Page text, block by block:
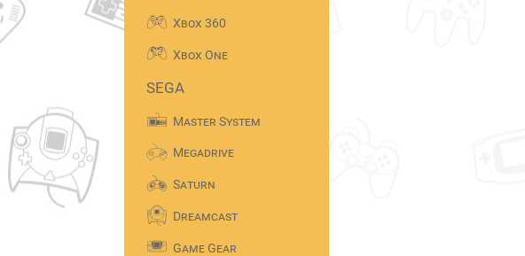
Xbox 360
Xbox One
SEGA
Master System
Megadrive
Saturn
Dreamcast
Game Gear